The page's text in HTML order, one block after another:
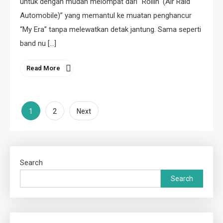
Automobile)” yang memantul ke muatan penghancur
“My Era” tanpa melewatkan detak jantung. Sama seperti
band nu […]
Read More
Posts
1 2 Next
Search
Search